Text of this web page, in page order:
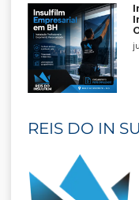
REIS DO IN